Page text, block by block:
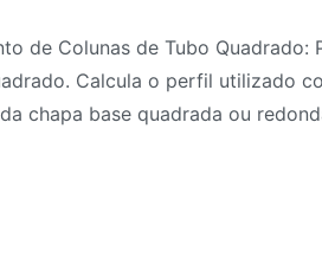
de Colunas de Tubo Quadrado:
Calcula o perfil utilizado
chapa base quadrada ou